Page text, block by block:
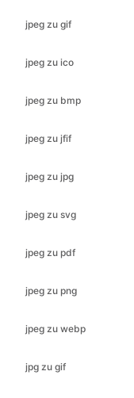
jpeg zu bmp
jpeg zu jfif
jpeg zu jpg
jpeg zu svg
jpeg zu pdf
jpeg zu png
jpeg zu webp
jpg zu gif
jpg zu ico
jpg zu jfif